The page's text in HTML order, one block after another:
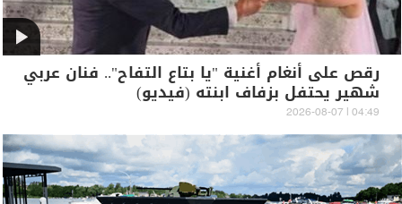
رقص على أنغام أغنية "يا بتاع التفاح".. فنان عربي
شهير يحتفل بزفاف ابنته (فيديو)
04:49 | 2026-08-07